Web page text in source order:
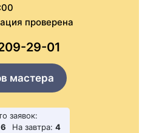
проверена
29-01
мастера
заявок:
6 На завтра: 4